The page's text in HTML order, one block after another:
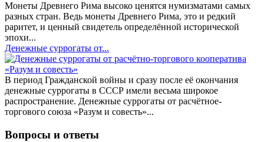
Монеты Древнего Рима высоко ценятся нумизматами самых
разных стран. Ведь монеты Древнего Рима, это и редкий
раритет, и ценный свидетель определённой исторической
эпохи...
Денежные суррогаты от...
В период Гражданской войны и сразу после её окончания
денежные суррогаты в СССР имели весьма широкое
распространение. Денежные суррогаты от расчётное-
торгового союза «Разум и совесть»...
Вопросы и ответы